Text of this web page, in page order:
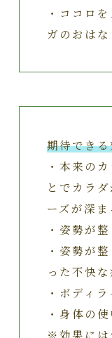
・ココロ
ガのお
期待でき
・本来の
とでカラ
ーズが深ま
・姿勢が整
・姿勢が
った不快
・ボディ
・身体の
※効果には